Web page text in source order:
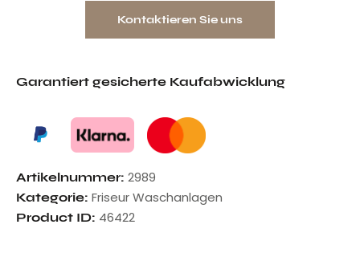
Kontaktieren Sie uns
Garantiert gesicherte Kaufabwicklung
Artikelnummer: 2989
Kategorie: Friseur Waschanlagen
Product ID: 46422